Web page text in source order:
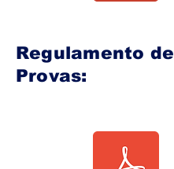
Regulamento de
Provas: